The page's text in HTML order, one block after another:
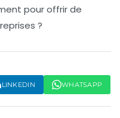
pour offrir de
?
LINKEDIN WHATSAPP